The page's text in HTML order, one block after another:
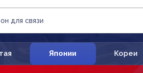
для связи
Японии Кореи